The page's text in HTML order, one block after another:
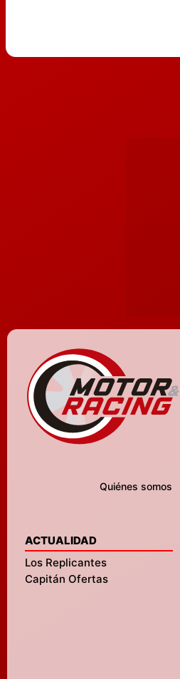
Quiénes somos
ACTUALIDAD
Los Replicantes
Capitán Ofertas